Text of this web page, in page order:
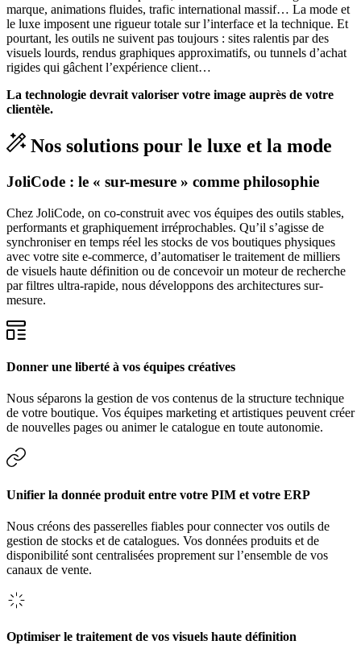
marque, animations fluides, trafic international massif… La mode et
le luxe imposent une rigueur totale sur l’interface et la technique. Et
pourtant, les outils ne suivent pas toujours : sites ralentis par des
visuels lourds, rendus graphiques approximatifs, ou tunnels d’achat
rigides qui gâchent l’expérience client…
La technologie devrait valoriser votre image auprès de votre
clientèle.
Nos solutions pour le luxe et la mode
JoliCode : le « sur-mesure » comme philosophie
Chez JoliCode, on co-construit avec vos équipes des outils stables,
performants et graphiquement irréprochables. Qu’il s’agisse de
synchroniser en temps réel les stocks de vos boutiques physiques
avec votre site e-commerce, d’automatiser le traitement de milliers
de visuels haute définition ou de concevoir un moteur de recherche
par filtres ultra-rapide, nous développons des architectures sur-
mesure.
Donner une liberté à vos équipes créatives
Nous séparons la gestion de vos contenus de la structure technique
de votre boutique. Vos équipes marketing et artistiques peuvent créer
de nouvelles pages ou animer le catalogue en toute autonomie.
Unifier la donnée produit entre votre PIM et votre ERP
Nous créons des passerelles fiables pour connecter vos outils de
gestion de stocks et de catalogues. Vos données produits et de
disponibilité sont centralisées proprement sur l’ensemble de vos
canaux de vente.
Optimiser le traitement de vos visuels haute définition